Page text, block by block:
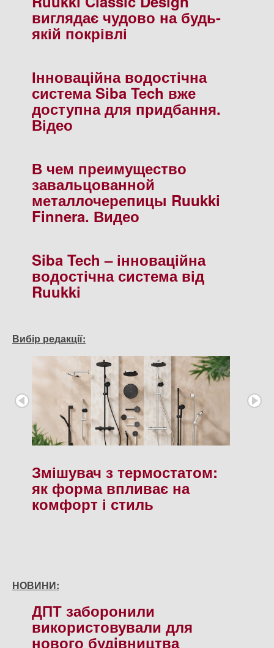
виглядає чудово на будь-
якій покрівлі
Інноваційна водостічна
система Siba Tech вже
доступна для придбання.
Відео
В чем преимущество
завальцованной
металлочерепицы Ruukki
Finnera. Видео
Siba Tech – інноваційна
водостічна система від
Ruukki
Вибір редакції:
Змішувач з термостатом:
як форма впливає на
комфорт і стиль
НОВИНИ:
ДПТ заборонили
використовували для
нового будiвництва